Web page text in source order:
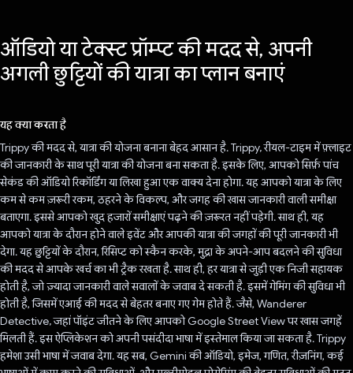
ऑडियो या टेक्स्ट प्रॉम्प्ट की मदद से, अपनी
अगली छुट्टियों की यात्रा का प्लान बनाएं
यह क्या करता है
Trippy की मदद से, यात्रा की योजना बनाना बेहद आसान है. Trippy, रीयल-टाइम में फ़्लाइट
की जानकारी के साथ पूरी यात्रा की योजना बना सकता है. इसके लिए, आपको सिर्फ़ पांच
सेकंड की ऑडियो रिकॉर्डिंग या लिखा हुआ एक वाक्य देना होगा. यह आपको यात्रा के लिए
कम से कम ज़रूरी रकम, ठहरने के विकल्प, और जगह की खास जानकारी वाली समीक्षा
बताएगा. इससे आपको खुद हजारों समीक्षाएं पढ़ने की ज़रूरत नहीं पड़ेगी. साथ ही, यह
आपको यात्रा के दौरान होने वाले इवेंट और आपकी यात्रा की जगहों की पूरी जानकारी भी
देगा. यह छुट्टियों के दौरान, रिसिप्ट को स्कैन करके, मुद्रा के अपने-आप बदलने की सुविधा
की मदद से आपके खर्च का भी ट्रैक रखता है. साथ ही, हर यात्रा से जुड़ी एक निजी सहायक
होती है, जो ज़्यादा जानकारी वाले सवालों के जवाब दे सकती है. इसमें गेमिंग की सुविधा भी
होती है, जिसमें एआई की मदद से बेहतर बनाए गए गेम होते हैं. जैसे, Wanderer
Detective, जहां पॉइंट जीतने के लिए आपको Google Street View पर खास जगहें
मिलती हैं. इस ऐप्लिकेशन को अपनी पसंदीदा भाषा में इस्तेमाल किया जा सकता है. Trippy
हमेशा उसी भाषा में जवाब देगा. यह सब, Gemini की ऑडियो, इमेज, गणित, रीज़निंग, कई